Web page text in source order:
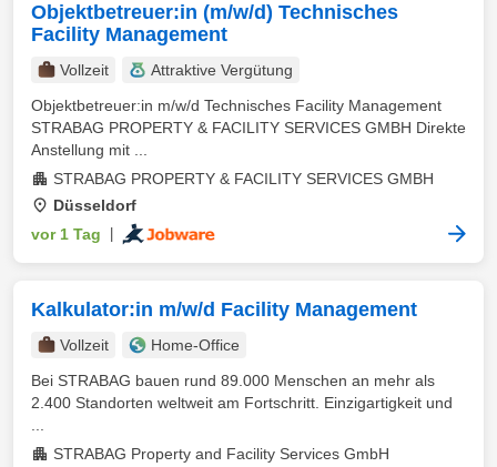
Objektbetreuer:in (m/w/d) Technisches
Facility Management
Vollzeit
Attraktive Vergütung
Objektbetreuer:in m/w/d Technisches Facility Management
STRABAG PROPERTY & FACILITY SERVICES GMBH Direkte
Anstellung mit ...
STRABAG PROPERTY & FACILITY SERVICES GMBH
Düsseldorf
vor 1 Tag
Kalkulator:in m/w/d Facility Management
Vollzeit
Home-Office
Bei STRABAG bauen rund 89.000 Menschen an mehr als
2.400 Standorten weltweit am Fortschritt. Einzigartigkeit und
STRABAG Property and Facility Services GmbH